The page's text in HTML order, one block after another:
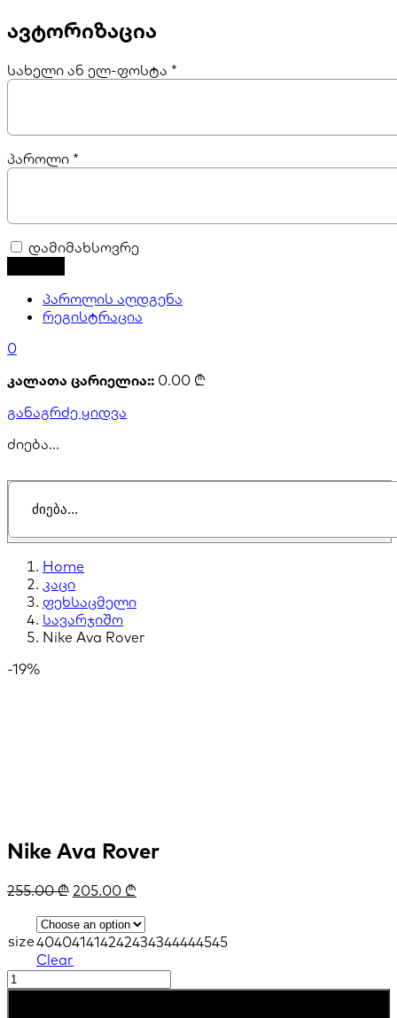
ავტორიზაცია
სახელი ან ელ-ფოსტა *
პაროლი *
დამიმახსოვრე
პაროლის აღდგენა
რეგისტრაცია
0
კალათა ცარიელია:: 0.00 ₾
განაგრძე ყიდვა
ძიება...
Home
კაცი
ფეხსაცმელი
სავარჯიშო
Nike Ava Rover
-19%
Nike Ava Rover
255.00₾ 205.00 ₾
size404041414242434344444545
Clear
Nike
Ava